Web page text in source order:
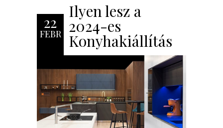
22
FEBR
Ilyen lesz a
2024-es
Konyhakiállítás